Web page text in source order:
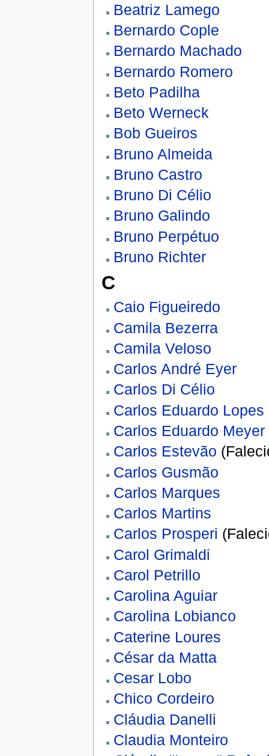
Beatriz Lamego
Bernardo Cople
Bernardo Machado
Bernardo Romero
Beto Padilha
Beto Werneck
Bob Gueiros
Bruno Almeida
Bruno Castro
Bruno Di Célio
Bruno Galindo
Bruno Perpétuo
Bruno Richter
C
Caio Figueiredo
Camila Bezerra
Camila Veloso
Carlos André Eyer
Carlos Di Célio
Carlos Eduardo Lopes
Carlos Eduardo Meyer
Carlos Estevão
Carlos Gusmão
Carlos Marques
Carlos Martins
Carlos Prosperi
Carol Grimaldi
Carol Petrillo
Carolina Aguiar
Carolina Lobianco
Caterine Loures
César da Matta
Cesar Lobo
Chico Cordeiro
Cláudia Danelli
Claudia Monteiro